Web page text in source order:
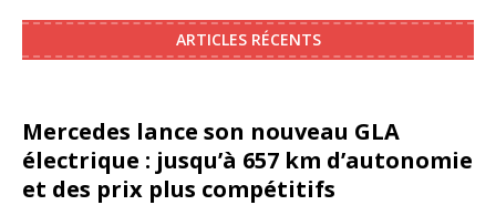
ARTICLES RÉCENTS
Mercedes lance son nouveau GLA
électrique : jusqu’à 657 km d’autonomie
et des prix plus compétitifs